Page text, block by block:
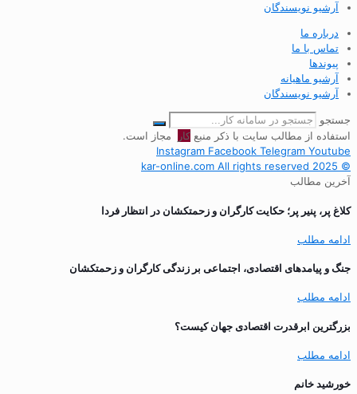
آرشیو نویسندگان
درباره ما
تماس با ما
پیوندها
آرشیو ماهیانه
آرشیو نویسندگان
جستجو
استفاده از مطالب سایت با ذکر منبعکار
مجاز است.
Instagram Facebook Telegram Youtube
© 2025 kar-online.com All rights reserved
آخرین مطالب
کلاغ پر، پنیر پر؛ حکایت کارگران و زحمتکشان در انتظار فردا
ادامه مطلب
جنگ و پیامدهای اقتصادی، اجتماعی بر زندگی کارگران و زحمتکشان
ادامه مطلب
بزرگترین ابرقدرت اقتصادی جهان کیست؟
ادامه مطلب
خورشید خانم